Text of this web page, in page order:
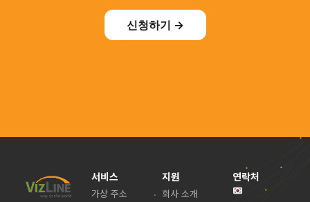
신청하기 →
서비스
가상 주소
지원
회사 소개
연락처